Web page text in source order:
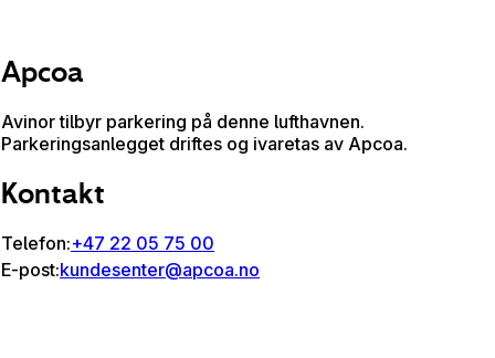
Apcoa
Avinor tilbyr parkering på denne lufthavnen.
Parkeringsanlegget driftes og ivaretas av Apcoa.
Kontakt
Telefon:+47 22 05 75 00
E-post:kundesenter@apcoa.no